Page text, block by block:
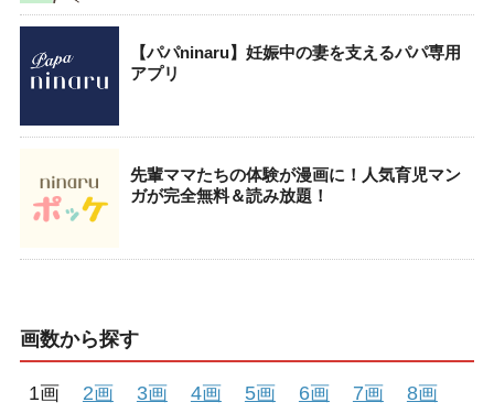
【パパninaru】妊娠中の妻を支えるパパ専用
アプリ
先輩ママたちの体験が漫画に！人気育児マン
ガが完全無料＆読み放題！
画数から探す
1画 2画 3画 4画 5画 6画 7画
8画